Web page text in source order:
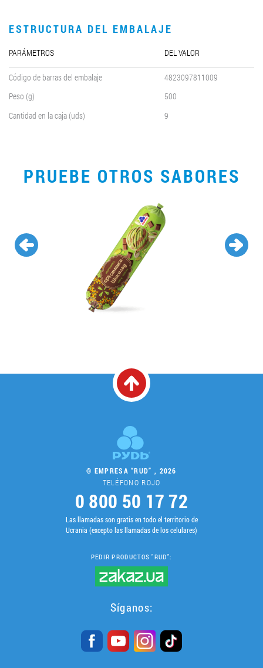
ESTRUCTURA DEL EMBALAJE
PARÁMETROS DEL VALOR
Código de barras del embalaje
4823097811009
Peso (g)
500
Cantidad en la caja (uds)
9
PRUEBE OTROS SABORES
© EMPRESA “RUD” , 2026
TELÉFONO ROJO
0 800 50 17 72
Las llamadas son gratis en todo el territorio de
Ucrania (excepto las llamadas de los celulares)
PEDIR PRODUCTOS "RUD":
Síganos: